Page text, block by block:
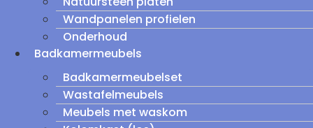
Wandpanelen profielen
Onderhoud
Badkamermeubels
Badkamermeubelset
Wastafelmeubels
Meubels met waskom